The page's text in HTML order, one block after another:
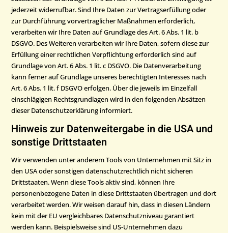
jederzeit widerrufbar. Sind Ihre Daten zur Vertragserfüllung oder
zur Durchführung vorvertraglicher Maßnahmen erforderlich,
verarbeiten wir Ihre Daten auf Grundlage des Art. 6 Abs. 1 lit. b
DSGVO. Des Weiteren verarbeiten wir Ihre Daten, sofern diese zur
Erfüllung einer rechtlichen Verpflichtung erforderlich sind auf
Grundlage von Art. 6 Abs. 1 lit. c DSGVO. Die Datenverarbeitung
kann ferner auf Grundlage unseres berechtigten Interesses nach
Art. 6 Abs. 1 lit. f DSGVO erfolgen. Über die jeweils im Einzelfall
einschlägigen Rechtsgrundlagen wird in den folgenden Absätzen
dieser Datenschutzerklärung informiert.
Hinweis zur Datenweitergabe in die USA und
sonstige Drittstaaten
Wir verwenden unter anderem Tools von Unternehmen mit Sitz in
den USA oder sonstigen datenschutzrechtlich nicht sicheren
Drittstaaten. Wenn diese Tools aktiv sind, können Ihre
personenbezogene Daten in diese Drittstaaten übertragen und dort
verarbeitet werden. Wir weisen darauf hin, dass in diesen Ländern
kein mit der EU vergleichbares Datenschutzniveau garantiert
werden kann. Beispielsweise sind US-Unternehmen dazu